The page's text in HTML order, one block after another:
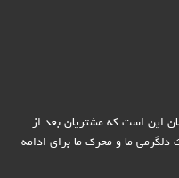
این است که مشتریان بعد از
ما و محرک ما برای ادامه